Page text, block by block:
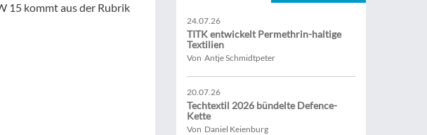
15 kommt aus der Rubrik
24.07.26
TITK entwickelt Permethrin-haltige
Textilien
Von Antje Schmidtpeter
20.07.26
Techtextil 2026 bündelte Defence-
Kette
Von Daniel Keienburg